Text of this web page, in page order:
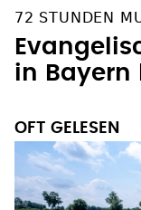
72 STUNDEN
in Bayern
OFT GELESEN